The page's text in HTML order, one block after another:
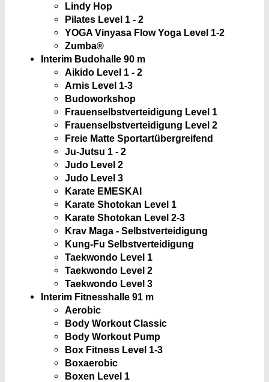
Lindy Hop
Pilates Level 1 - 2
YOGA Vinyasa Flow Yoga Level 1-2
Zumba®
Interim Budohalle 90 m
Aikido Level 1 - 2
Arnis Level 1-3
Budoworkshop
Frauenselbstverteidigung Level 1
Frauenselbstverteidigung Level 2
Freie Matte Sportartübergreifend
Ju-Jutsu 1 - 2
Judo Level 2
Judo Level 3
Karate EMESKAI
Karate Shotokan Level 1
Karate Shotokan Level 2-3
Krav Maga - Selbstverteidigung
Kung-Fu Selbstverteidigung
Taekwondo Level 1
Taekwondo Level 2
Taekwondo Level 3
Interim Fitnesshalle 91 m
Aerobic
Body Workout Classic
Body Workout Pump
Box Fitness Level 1-3
Boxaerobic
Boxen Level 1